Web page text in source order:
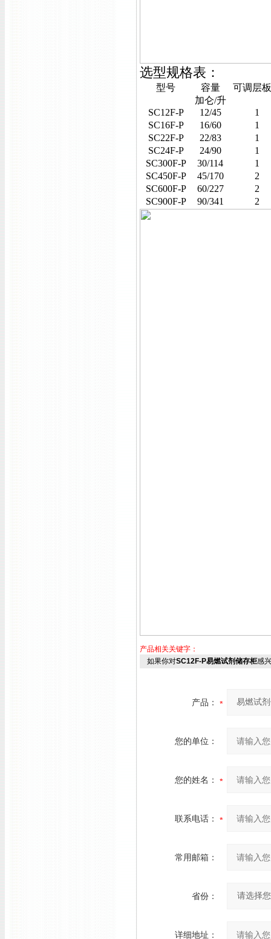
选型规格表：
型号
容量
加仑/升
可调层
SC12F-P 12/45
1
SC16F-P
16/60
1
SC22F-P
22/83
1
SC24F-P
24/90
1
SC300F-P
30/114
1
SC450F-P
45/170
2
SC600F-P
60/227
2
SC900F-P
90/341 2
产品相关关键字：
如果你对SC12F-P易燃试剂储存柜感
产品：
您的单位：
您的姓名：
联系电话：
常用邮箱：
省份：
详细地址：